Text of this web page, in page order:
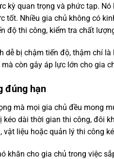
kỳ quan trọng và phức tạp.
tốt. Nhiều gia chủ không có
độ thi công, kiểm tra chất
dễ bị chậm tiến độ, thậm chí
còn gây áp lực lớn cho gia
đúng hạn
mà mọi gia chủ đều mong
dài thời gian thi công, đôi
liệu hoặc quản lý thi công
khăn cho gia chủ trong việc